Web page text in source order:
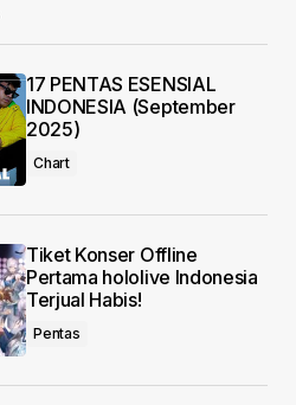
17 PENTAS ESENSIAL
INDONESIA (September
2025)
Chart
Tiket Konser Offline
Pertama hololive Indonesia
Terjual Habis!
Pentas